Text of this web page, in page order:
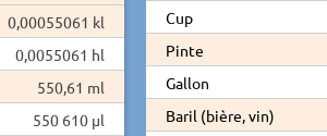
0,00055061 kl
0,0055061 hl
550,61 ml
550 610 µl
Cup
Pinte
Gallon
Baril (bière, vin)